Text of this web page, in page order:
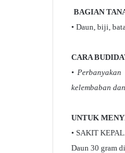
BAGIAN
• Daun, biji,
CARA
•
kelembaban
UNTUK
• SAKIT
Daun 30 gram